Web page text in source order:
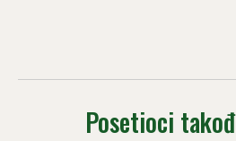
Posetioci